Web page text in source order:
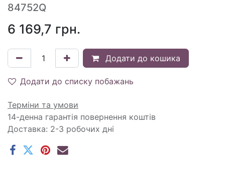
84752Q
6 169,7 грн.
Додати до кошика
Додати до списку побажань
Терміни та умови
14-денна гарантія повернення коштів
Доставка: 2-3 робочих дні